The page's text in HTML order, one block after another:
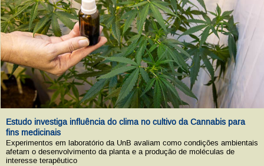
Estudo investiga influência do clima no cultivo da Cannabis para
fins medicinais
Experimentos em laboratório da UnB avaliam como condições ambientais
afetam o desenvolvimento da planta e a produção de moléculas de
interesse terapêutico